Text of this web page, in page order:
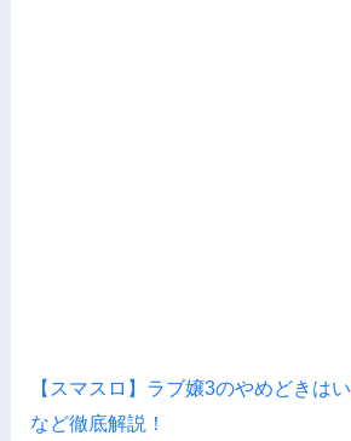
【スマスロ】ラブ嬢3のやめどきは
など徹底解説！